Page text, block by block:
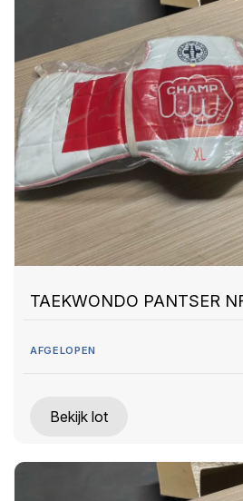
TAEKWONDO PANTSER
AFGELOPEN
Bekijk lot